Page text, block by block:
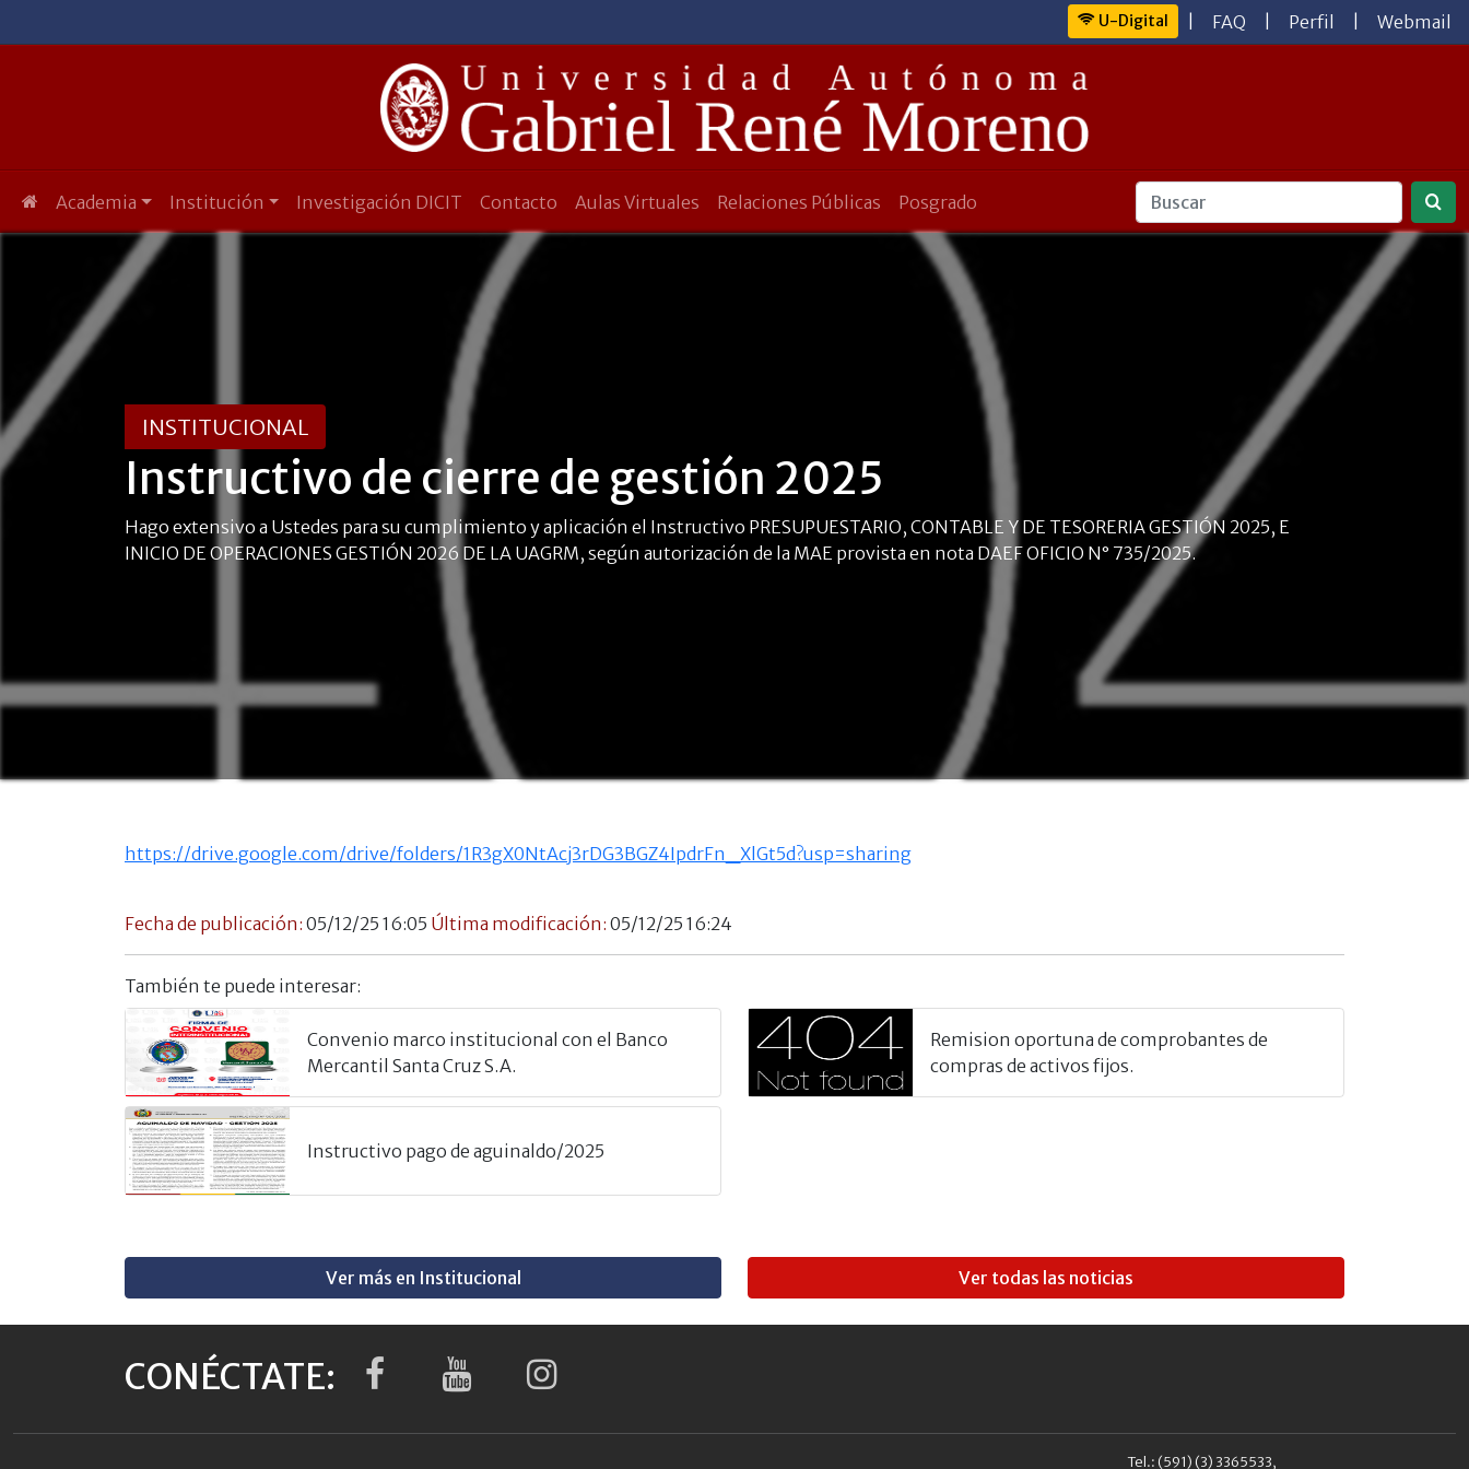
U-Digital FAQ Perfil Webmail
Academia Institución Investigación DICIT Contacto Aulas Virtuales Relaciones Públicas Posgrado
INSTITUCIONAL
Instructivo de cierre de gestión 2025
Hago extensivo a Ustedes para su cumplimiento y aplicación el Instructivo PRESUPUESTARIO, CONTABLE Y DE TESORERIA GESTIÓN 2025, E
INICIO DE OPERACIONES GESTIÓN 2026 DE LA UAGRM, según autorización de la MAE provista en nota DAEF OFICIO N° 735/2025.
https://drive.google.com/drive/folders/1R3gX0NtAcj3rDG3BGZ4IpdrFn_XlGt5d?usp=sharing
Fecha de publicación: 05/12/25 16:05 Última modificación: 05/12/25 16:24
También te puede interesar:
Convenio marco institucional con el Banco
Mercantil Santa Cruz S.A.
Remision oportuna de comprobantes de
compras de activos fijos.
Instructivo pago de aguinaldo/2025
Ver más en Institucional Ver todas las noticias
CONÉCTATE:
Tel.: (591) (3) 3365533,